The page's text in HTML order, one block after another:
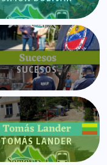
SUCESOS
TOMÁS LANDER